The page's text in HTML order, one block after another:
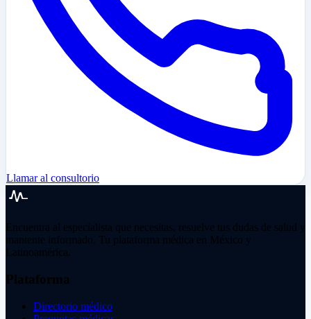
Llamar al consultorio
Encuentra al especialista que necesitas, resuelve tus dudas de salud y
mantente informado. Tu plataforma médica en México y
Latinoamérica.
Plataforma
Directorio médico